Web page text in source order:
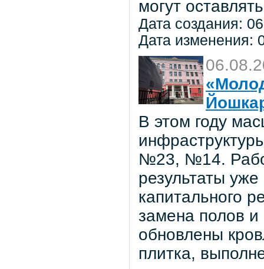
могут
Дата создания:
Дата изменения:
В этом году
№23, №14.
результаты
капитального
замена полов
обновлены
плитка,